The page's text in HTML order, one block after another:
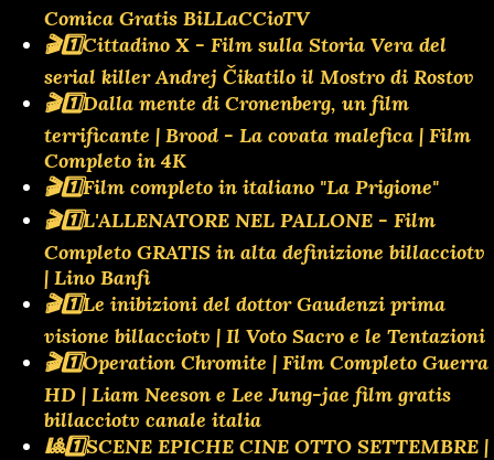
Comica Gratis BiLLaCCioTV
🎬1️⃣Cittadino X - Film sulla Storia Vera del
serial killer Andrej Čikatilo il Mostro di Rostov
🎬1️⃣Dalla mente di Cronenberg, un film
terrificante | Brood - La covata malefica | Film
Completo in 4K
🎬1️⃣Film completo in italiano "La Prigione"
🎬1️⃣L'ALLENATORE NEL PALLONE - Film
Completo GRATIS in alta definizione billacciotv
| Lino Banfi
🎬1️⃣Le inibizioni del dottor Gaudenzi prima
visione billacciotv | Il Voto Sacro e le Tentazioni
🎬1️⃣Operation Chromite | Film Completo Guerra
HD | Liam Neeson e Lee Jung-jae film gratis
billacciotv canale italia
🎱1️⃣SCENE EPICHE CINE OTTO SETTEMBRE |